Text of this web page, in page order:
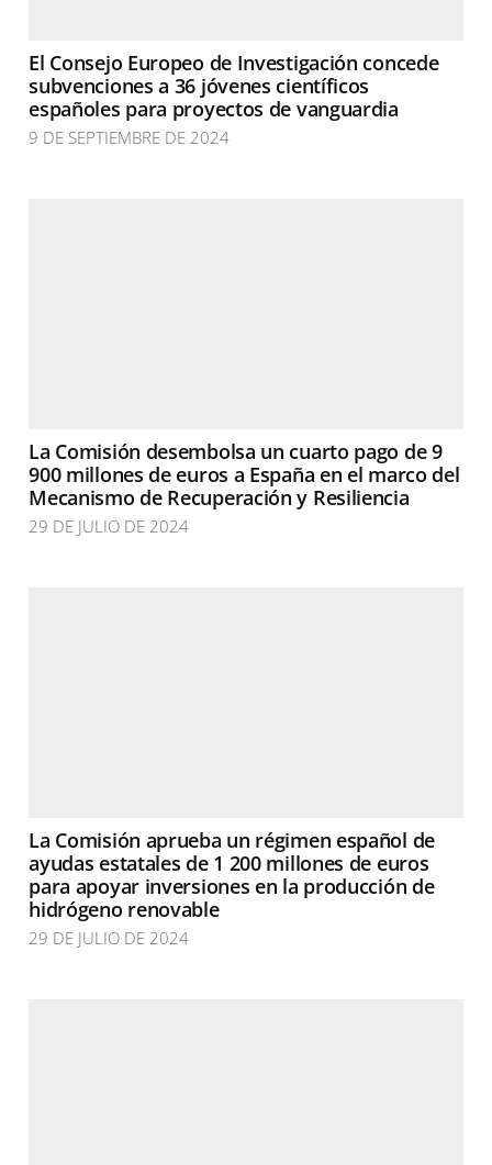
El Consejo Europeo de Investigación concede
subvenciones a 36 jóvenes científicos
españoles para proyectos de vanguardia
9 DE SEPTIEMBRE DE 2024
La Comisión desembolsa un cuarto pago de 9
900 millones de euros a España en el marco del
Mecanismo de Recuperación y Resiliencia
29 DE JULIO DE 2024
La Comisión aprueba un régimen español de
ayudas estatales de 1 200 millones de euros
para apoyar inversiones en la producción de
hidrógeno renovable
29 DE JULIO DE 2024